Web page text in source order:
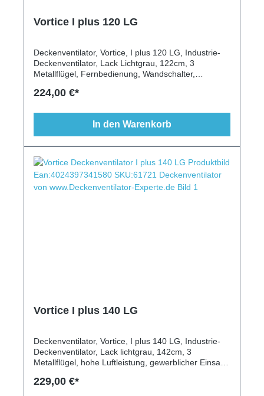
Vortice I plus 120 LG
Deckenventilator, Vortice, I plus 120 LG, Industrie-
Deckenventilator, Lack Lichtgrau, 122cm, 3
Metallflügel, Fernbedienung, Wandschalter,
Design, hohe Luftleistung, stabiler Lauf
224,00 €*
In den Warenkorb
Vortice I plus 140 LG
Deckenventilator, Vortice, I plus 140 LG, Industrie-
Deckenventilator, Lack lichtgrau, 142cm, 3
Metallflügel, hohe Luftleistung, gewerblicher Einsatz,
Fernbedienung, Wandschalter, Vorwärtslauf,
229,00 €*